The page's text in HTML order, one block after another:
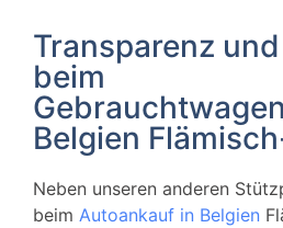
Transparenz
beim
Belgien
Neben unseren anderen
beim Autoankauf in Belgien